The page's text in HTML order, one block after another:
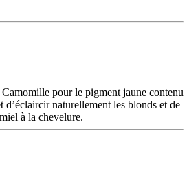
pour le pigment jaune contenu
d’éclaircir naturellement les blonds et de
à la chevelure.